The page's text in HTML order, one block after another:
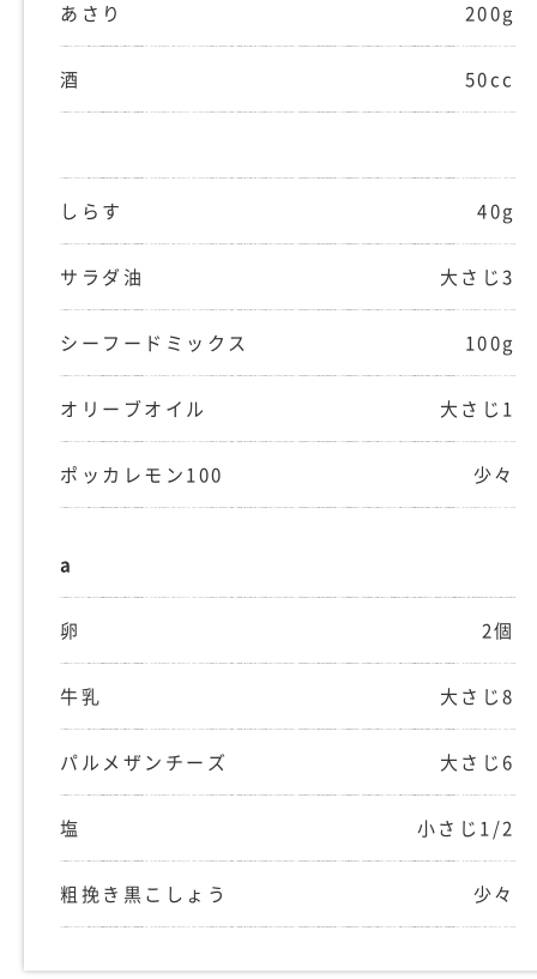
あさり 200g
酒 50cc
しらす 40g
サラダ油 大さじ3
シーフードミックス 100g
オリーブオイル 大さじ1
ポッカレモン100 少々
a
卵 2個
牛乳 大さじ8
パルメザンチーズ 大さじ6
塩 小さじ1/2
粗挽き黒こしょう 少々